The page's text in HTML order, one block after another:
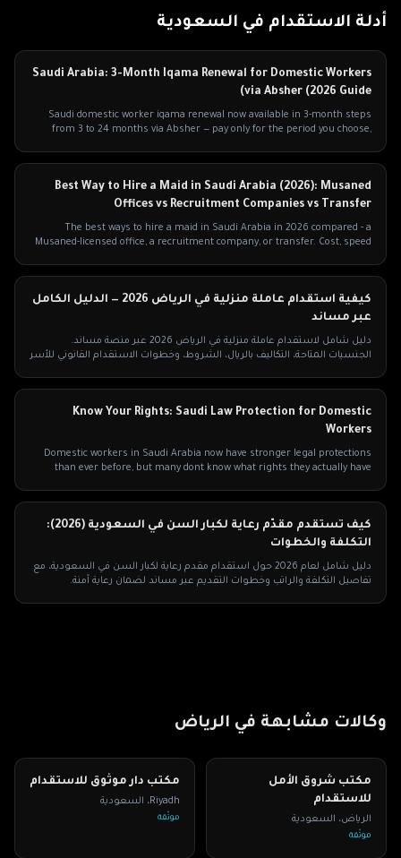
أدلة الاستقدام في السعودية
Saudi Arabia: 3-Month Iqama Renewal for Domestic Workers
via Absher (2026 Guide)
Saudi domestic worker iqama renewal now available in 3-month steps
from 3 to 24 months via Absher — pay only for the period you choose,
Best Way to Hire a Maid in Saudi Arabia (2026): Musaned
Offices vs Recruitment Companies vs Transfer
The best ways to hire a maid in Saudi Arabia in 2026 compared - a
Musaned-licensed office, a recruitment company, or transfer. Cost, speed
كيفية استقدام عاملة منزلية في الرياض 2026 — الدليل الكامل
عبر مساند
دليل شامل لاستقدام عاملة منزلية في الرياض 2026 عبر منصة مساند.
الجنسيات المتاحة، التكاليف بالريال، الشروط، وخطوات الاستقدام القانوني للأسر
Know Your Rights: Saudi Law Protection for Domestic
Workers
Domestic workers in Saudi Arabia now have stronger legal protections
than ever before, but many dont know what rights they actually have
كيف تستقدم مقدّم رعاية لكبار السن في السعودية (2026):
التكلفة والخطوات
دليل شامل لعام 2026 حول استقدام مقدم رعاية لكبار السن في السعودية، مع
تفاصيل التكلفة والراتب وخطوات التقديم عبر مساند لضمان رعاية آمنة.
وكالات مشابهة في الرياض
مكتب شروق الأمل
للاستقدام
الرياض، السعودية
موثّقة
مكتب دار موثوق للاستقدام
Riyadh، السعودية
موثّقة